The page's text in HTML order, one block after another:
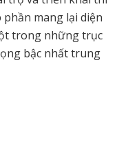
mang lại diện
trong những trục
bậc nhất trung